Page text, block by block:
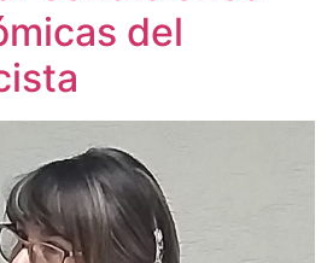
del